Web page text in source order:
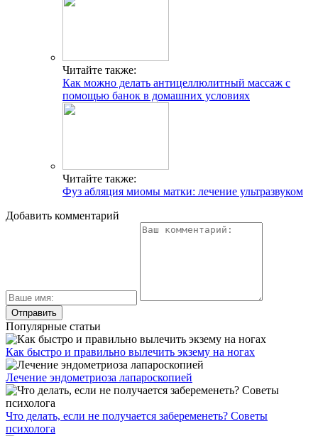
Читайте также:
Как можно делать антицеллюлитный массаж с
помощью банок в домашних условиях
Читайте также:
Фуз абляция миомы матки: лечение ультразвуком
Добавить комментарий
Популярные статьи
Как быстро и правильно вылечить экзему на ногах
Лечение эндометриоза лапароскопией
Что делать, если не получается забеременеть? Советы
психолога